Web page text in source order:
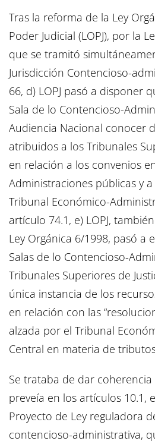
Tras la reforma de la Ley
Poder Judicial (LOPJ), por la
que se tramitó
Jurisdicción Contencioso-
66, d) LOPJ pasó a disponer
Sala de lo Contencioso-
Audiencia Nacional conocer
atribuidos a los Tribunales
en relación a los convenios
Administraciones públicas y
Tribunal Económico-
artículo 74.1, e) LOPJ,
Ley Orgánica 6/1998, pasó a
Salas de lo Contencioso-
Tribunales Superiores de
única instancia de los
en relación con las
alzada por el Tribunal
Central en materia de
Se trataba de dar
preveía en los artículos 10.1,
Proyecto de Ley reguladora
contencioso-administrativa,